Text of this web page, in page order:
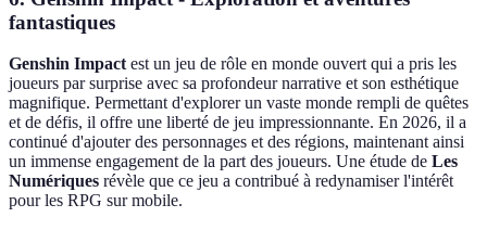
fantastiques
Genshin Impactest un jeu de rôle en monde ouvert qui a pris les
joueurs par surprise avec sa profondeur narrative et son esthétique
magnifique. Permettant d'explorer un vaste monde rempli de quêtes
et de défis, il offre une liberté de jeu impressionnante. En 2026, il a
continué d'ajouter des personnages et des régions, maintenant ainsi
un immense engagement de la part des joueurs. Une étude de Les
Numériques révèle que ce jeu a contribué à redynamiser l'intérêt
pour les RPG sur mobile.